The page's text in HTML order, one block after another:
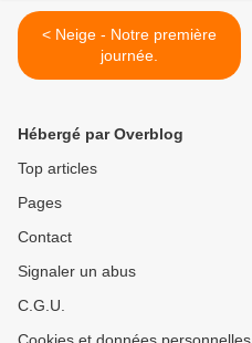
< Neige - Notre première
journée.
Hébergé par Overblog
Top articles
Pages
Contact
Signaler un abus
C.G.U.